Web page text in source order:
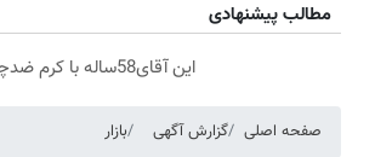
مطالب پیشنهادی
این آقای58ساله با کرم ضدچروک جلبک10سال جوان شد(سفارش با تخفیف)
صفحه اصلی گزارش آگهی بازار